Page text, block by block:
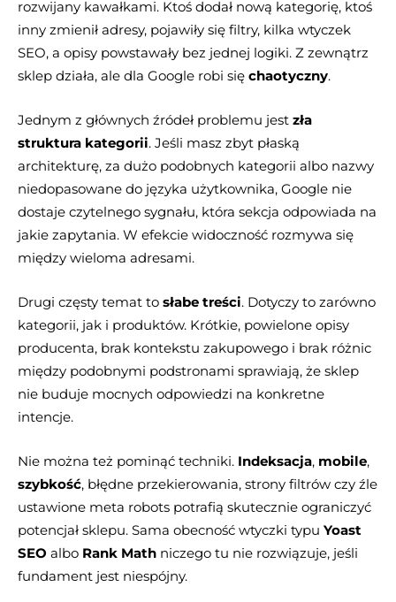
rozwijany kawałkami. Ktoś dodał nową kategorię, ktoś
inny zmienił adresy, pojawiły się filtry, kilka wtyczek
SEO, a opisy powstawały bez jednej logiki. Z zewnątrz
sklep działa, ale dla Google robi się chaotyczny.
Jednym z głównych źródeł problemu jest zła
struktura kategorii. Jeśli masz zbyt płaską
architekturę, za dużo podobnych kategorii albo nazwy
niedopasowane do języka użytkownika, Google nie
dostaje czytelnego sygnału, która sekcja odpowiada na
jakie zapytania. W efekcie widoczność rozmywa się
między wieloma adresami.
Drugi częsty temat to słabe treści. Dotyczy to zarówno
kategorii, jak i produktów. Krótkie, powielone opisy
producenta, brak kontekstu zakupowego i brak różnic
między podobnymi podstronami sprawiają, że sklep
nie buduje mocnych odpowiedzi na konkretne
intencje.
Nie można też pominąć techniki. Indeksacja, mobile,
szybkość, błędne przekierowania, strony filtrów czy źle
ustawione meta robots potrafią skutecznie ograniczyć
potencjał sklepu. Sama obecność wtyczki typu Yoast
SEO albo Rank Math niczego tu nie rozwiązuje, jeśli
fundament jest niespójny.